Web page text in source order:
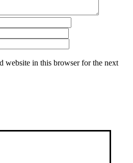
website in this browser for the next